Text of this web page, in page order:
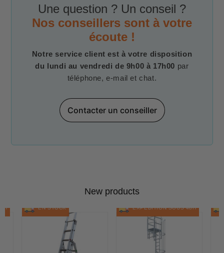
Une question ? Un conseil ?
Nos conseillers sont à votre
écoute !
Notre service client est à votre disposition
du lundi au vendredi de 9h00 à 17h00 par
téléphone, e-mail et chat.
Contacter un conseiller
New products
EN STOCK EXPÉDITION SOUS 48H